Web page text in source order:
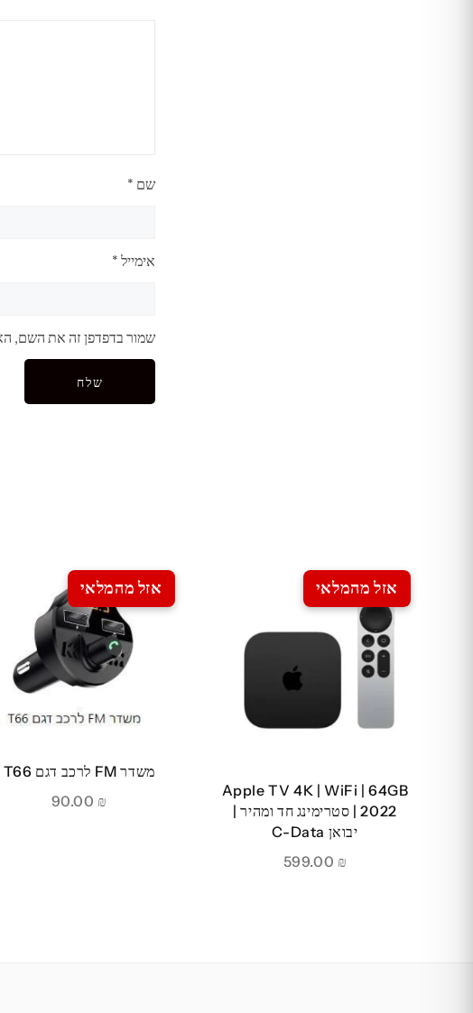
שם *
אימייל *
שמור בדפדפן זה את השם,
אזל מהמלאי
Apple TV 4K | WiFi | 64GB
2022 | סטרימינג חד ומהיר |
יבואן C-Data
₪
אזל מהמלאי
משדר FM לרכב דגם T66
₪